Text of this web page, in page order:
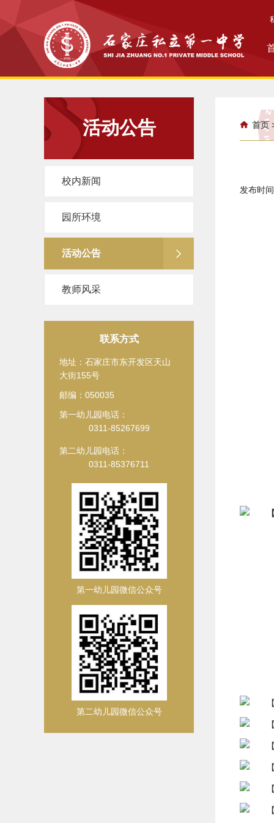
活动公告
校内新闻
园所环境
活动公告
教师风采
联系方式
地址：石家庄市东开发区天山
大街155号
邮编：050035
第一幼儿园电话：
0311-85267699
第二幼儿园电话：
0311-85376711
第一幼儿园微信公众号
第二幼儿园微信公众号
首页
发布时